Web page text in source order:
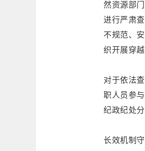
然资源部
进行严肃
不规范、
织开展穿
对于依法
职人员参
纪政纪处分
长效机制